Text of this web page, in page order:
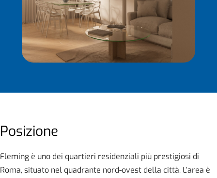
Posizione
Fleming è uno dei quartieri residenziali più prestigiosi di
Roma, situato nel quadrante nord-ovest della città. L’area è